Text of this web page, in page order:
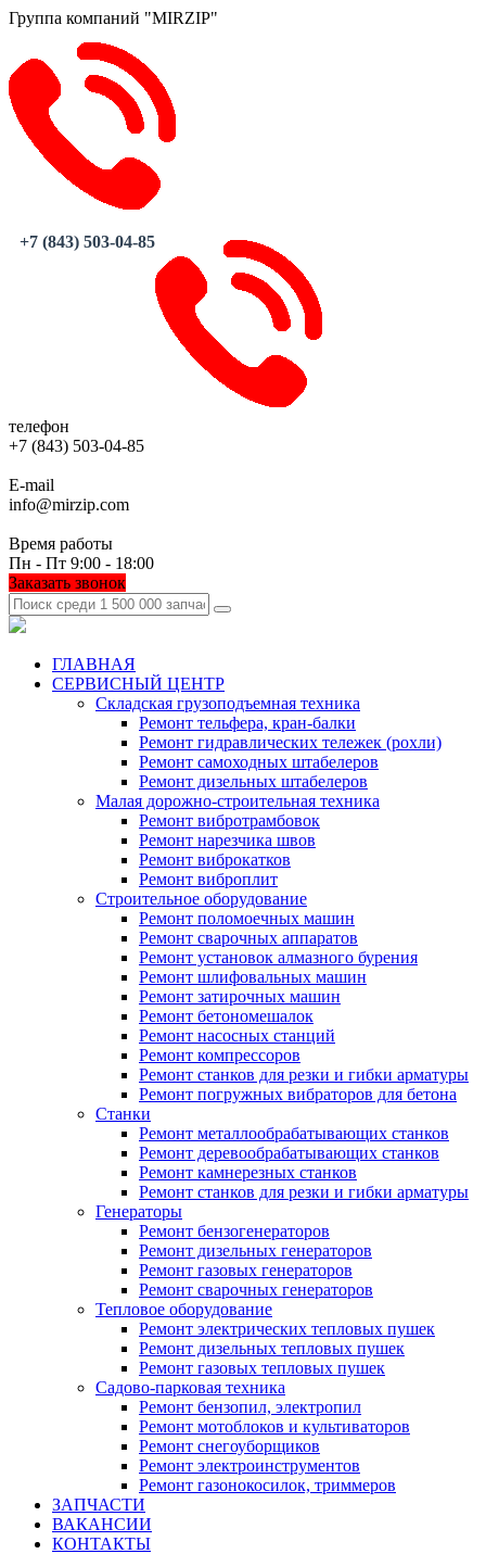
Группа компаний "MIRZIP"
+7 (843) 503-04-85
телефон
+7 (843) 503-04-85
E-mail
info@mirzip.com
Время работы
Пн - Пт 9:00 - 18:00
Заказать звонок
ГЛАВНАЯ
СЕРВИСНЫЙ ЦЕНТР
Складская грузоподъемная техника
Ремонт тельфера, кран-балки
Ремонт гидравлических тележек (рохли)
Ремонт самоходных штабелеров
Ремонт дизельных штабелеров
Малая дорожно-строительная техника
Ремонт вибротрамбовок
Ремонт нарезчика швов
Ремонт виброкатков
Ремонт виброплит
Строительное оборудование
Ремонт поломоечных машин
Ремонт сварочных аппаратов
Ремонт установок алмазного бурения
Ремонт шлифовальных машин
Ремонт затирочных машин
Ремонт бетономешалок
Ремонт насосных станций
Ремонт компрессоров
Ремонт станков для резки и гибки арматуры
Ремонт погружных вибраторов для бетона
Станки
Ремонт металлообрабатывающих станков
Ремонт деревообрабатывающих станков
Ремонт камнерезных станков
Ремонт станков для резки и гибки арматуры
Генераторы
Ремонт бензогенераторов
Ремонт дизельных генераторов
Ремонт газовых генераторов
Ремонт сварочных генераторов
Тепловое оборудование
Ремонт электрических тепловых пушек
Ремонт дизельных тепловых пушек
Ремонт газовых тепловых пушек
Садово-парковая техника
Ремонт бензопил, электропил
Ремонт мотоблоков и культиваторов
Ремонт снегоуборщиков
Ремонт электроинструментов
Ремонт газонокосилок, триммеров
ЗАПЧАСТИ
ВАКАНСИИ
КОНТАКТЫ